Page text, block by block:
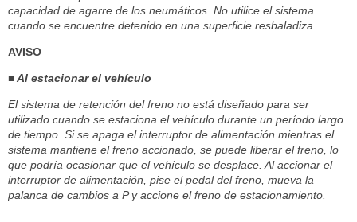
capacidad de agarre de los neumáticos. No utilice el sistema
cuando se encuentre detenido en una superficie resbaladiza.
AVISO
■ Al estacionar el vehículo
El sistema de retención del freno no está diseñado para ser
utilizado cuando se estaciona el vehículo durante un período largo
de tiempo. Si se apaga el interruptor de alimentación mientras el
sistema mantiene el freno accionado, se puede liberar el freno, lo
que podría ocasionar que el vehículo se desplace. Al accionar el
interruptor de alimentación, pise el pedal del freno, mueva la
palanca de cambios a P y accione el freno de estacionamiento.